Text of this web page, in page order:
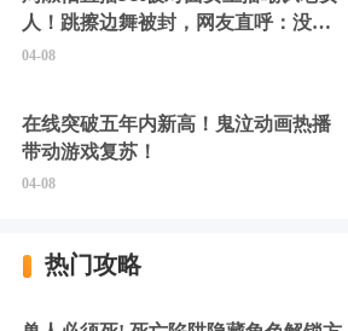
人！跳擦边舞被封，网友直呼：没边
硬擦封的好！
04-08
在线突破五年内新高！鬼泣动画热播
带动游戏复苏！
04-08
热门攻略